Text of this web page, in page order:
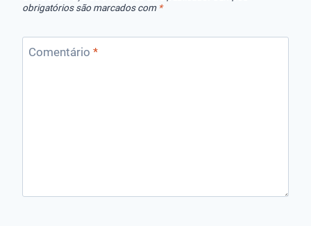
obrigatórios são marcados com *
Comentário *